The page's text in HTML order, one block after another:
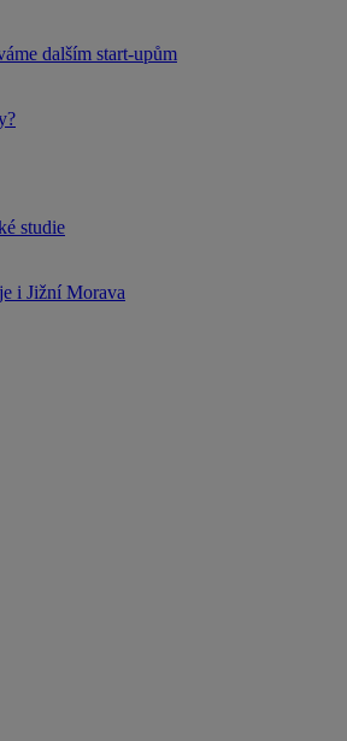
dalším start-upům
studie
i Jižní Morava